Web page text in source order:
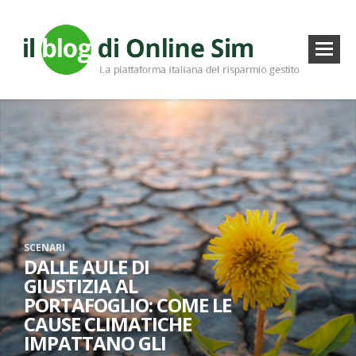
SCENARI
DALLE AULE DI
GIUSTIZIA AL
PORTAFOGLIO: COME LE
CAUSE CLIMATICHE
IMPATTANO GLI